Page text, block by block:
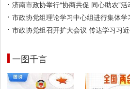
济南市政协举行“协商共促 同心助农”活
市政协党组理论学习中心组进行集体学
市政协党组召开扩大会议 传达学习习
一图千言